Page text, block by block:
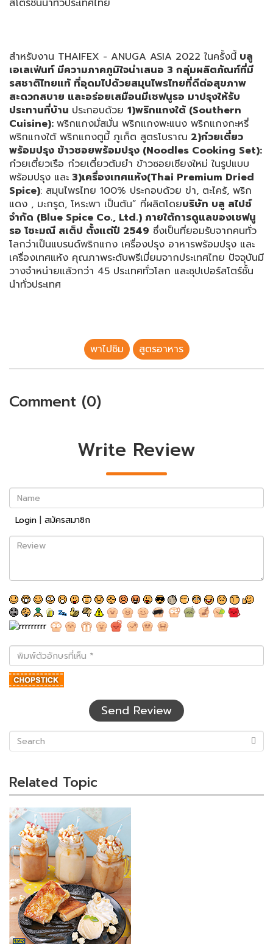
สโตร์ชั้นนำทั่วประเทศไทย
สำหรับงาน THAIFEX - ANUGA ASIA 2022 ในครั้งนี้ บลู
เอเลเฟ่นท์ มีความภาคภูมิใจนำเสนอ 3 กลุ่มผลิตภัณฑ์ที่มี
รสชาติไทยแท้ ที่อุดมไปด้วยสมุนไพรไทยที่ดีต่อสุขภาพ
สะดวกสบาย และอร่อยเสมือนมีเชฟนูรอ มาปรุงให้รับ
ประทานที่บ้าน ประกอบด้วย 1)พริกแกงใต้ (Southern
Cuisine): พริกแกงมั่สมั่น พริกแกงพะแนง พริกแกงกะหรี่
พริกแกงใต้ พริกแกงตูมี้ ภูเก็ต สูตรโบราณ 2)ก๋วยเตี๋ยว
พร้อมปรุง ข้าวซอยพร้อมปรุง (Noodles Cooking Set):
ก๋วยเตี๋ยวเรือ ก๋วยเตี๋ยวต้มยำ ข้าวซอยเชียงใหม่ ในรูปแบบ
พร้อมปรุง และ 3)เครื่องเทศแห้ง(Thai Premium Dried
Spice): สมุนไพรไทย 100% ประกอบด้วย ข่า, ตะไคร้, พริก
แดง , มะกรูด, โหระพา เป็นต้น” ที่ผลิตโดยบริษัท บลู สไปซ์
จำกัด (Blue Spice Co., Ltd.) ภายใต้การดูแลของเชฟนู
รอ โซะมณี สเต็ป ตั้งแต่ปี 2549 ซึ่งเป็นที่ยอมรับจากคนทั่ว
โลกว่าเป็นแบรนด์พริกแกง เครื่องปรุง อาหารพร้อมปรุง และ
เครื่องเทศแห้ง คุณภาพระดับพรีเมี่ยมจากประเทศไทย ปัจจุบันมี
วางจำหน่ายแล้วกว่า 45 ประเทศทั่วโลก และซุปเปอร์สโตร์ชั้น
นำทั่วประเทศ
พาไปชิม สูตรอาหาร
Comment (0)
Write Review
Name
Login | สมัครสมาชิก
Review
พิมพ์
ตัว
อักษร
ที่
Send Review
Related Topic